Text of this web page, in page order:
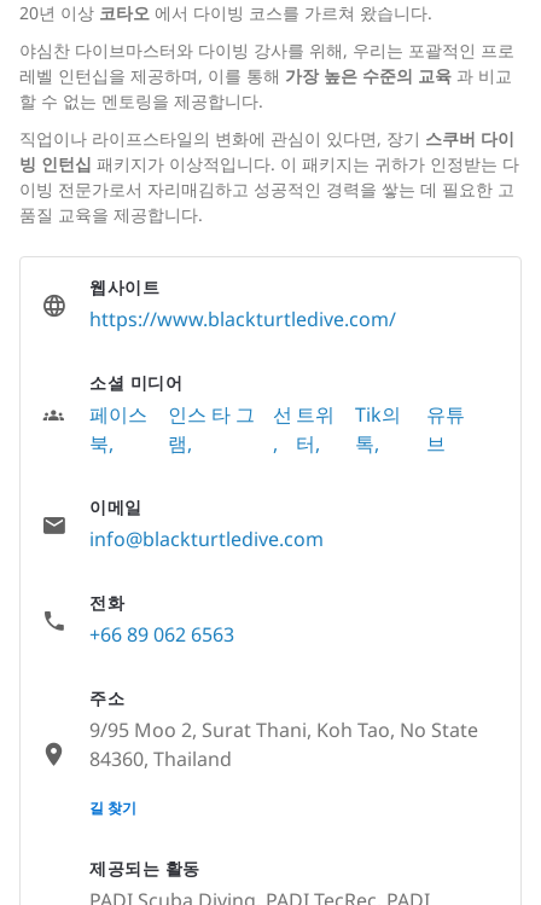
20년 이상 코타오 에서 다이빙 코스를 가르쳐 왔습니다.
야심찬 다이브마스터와 다이빙 강사를 위해, 우리는 포괄적인 프로
레벨 인턴십을 제공하며, 이를 통해 가장 높은 수준의 교육 과 비교
할 수 없는 멘토링을 제공합니다.
직업이나 라이프스타일의 변화에 관심이 있다면, 장기 스쿠버 다이
빙 인턴십 패키지가 이상적입니다. 이 패키지는 귀하가 인정받는 다
이빙 전문가로서 자리매김하고 성공적인 경력을 쌓는 데 필요한 고
품질 교육을 제공합니다.
제공되는 활동
웹사이트
https://www.blackturtledive.com/
소셜 미디어
페이스
북
인스 타 그
램
선 트위
터
Tik의
톡
유튜
브
이메일
info@blackturtledive.com
전화
+66 89 062 6563
주소
9/95 Moo 2, Surat Thani, Koh Tao, No State
84360, Thailand
None
길 찾기